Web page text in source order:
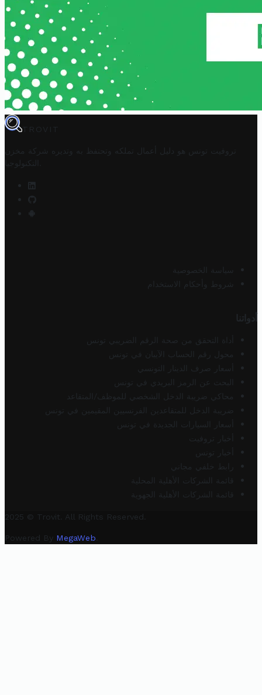
TROVIT
تروفيت تونس هو دليل أعمال تملكه وتحتفظ به وتديره
شركة مخزن
التكنولوجيا
سياسة الخصوصية
شروط وأحكام الاستخدام
أدواتنا
أداة التحقق من صحة الرقم الضريبي تونس
محول رقم الحساب الآيبان في تونس
أسعار صرف الدينار التونسي
البحث عن الرمز البريدي في تونس
محاكي ضريبة الدخل الشخصي للموظف/المتقاعد
ضريبة الدخل للمتقاعدين الفرنسيين المقيمين في تونس
أسعار السيارات الجديدة في تونس
أخبار تروفيت
أخبار تونس
رابط خلفي مجاني
قائمة الشركات الأهلية المحلية
قائمة الشركات الأهلية الجهوية
2025 © Trovit. All Rights Reserved.
Powered By MegaWeb